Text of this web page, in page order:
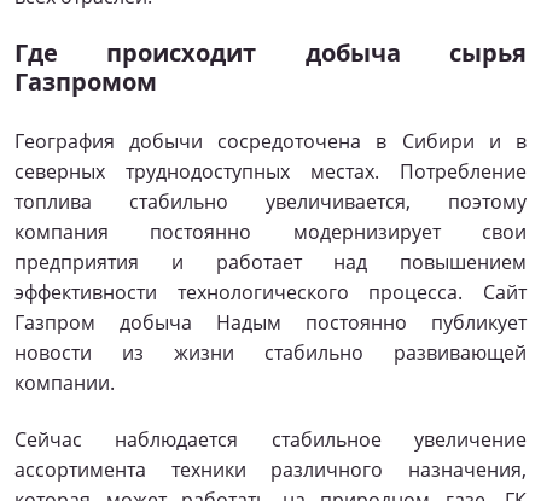
Где происходит добыча сырья
Газпромом
География добычи сосредоточена в Сибири и в
северных труднодоступных местах. Потребление
топлива стабильно увеличивается, поэтому
компания постоянно модернизирует свои
предприятия и работает над повышением
эффективности технологического процесса. Сайт
Газпром добыча Надым постоянно публикует
новости из жизни стабильно развивающей
компании.
Сейчас наблюдается стабильное увеличение
ассортимента техники различного назначения,